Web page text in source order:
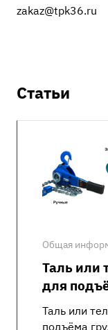
zakaz@tpk36.ru
Статьи
Общая
Таль или
для
Таль или
подъёма